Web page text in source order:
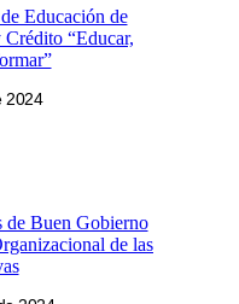
Educación de
“Educar,
2024
de Buen Gobierno
de las